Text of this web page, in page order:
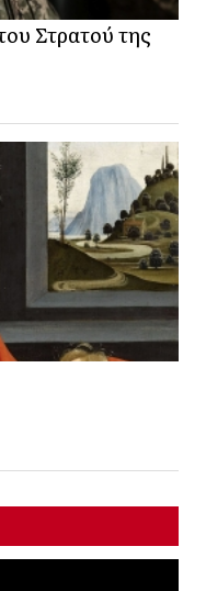
Στρατού της